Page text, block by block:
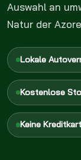
Auswahl an
Natur der
Lokale
Kostenlose
Keine